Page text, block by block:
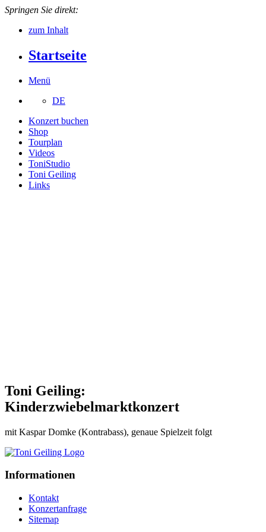
Springen Sie direkt:
zum Inhalt
Startseite
Menü
DE
Konzert buchen
Shop
Tourplan
Videos
ToniStudio
Toni Geiling
Links
Toni Geiling:
Kinderzwiebelmarktkonzert
mit Kaspar Domke (Kontrabass), genaue Spielzeit folgt
Informationen
Kontakt
Konzertanfrage
Sitemap